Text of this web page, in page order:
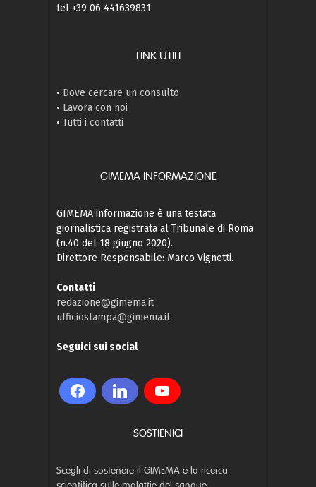
tel +39 06 441639831
LINK UTILI
• Dove cercare un consulto
• Lavora con noi
• Tutti i contatti
GIMEMA INFORMAZIONE
GIMEMA informazione è una testata
giornalistica registrata al Tribunale di Roma
(n.40 del 18 giugno 2020).
Direttore Responsabile: Marco Vignetti.
Contatti
redazione@gimema.it
ufficiostampa@gimema.it
Seguici sui social
SOSTIENICI
Scegli di sostenere il GIMEMA e la ricerca